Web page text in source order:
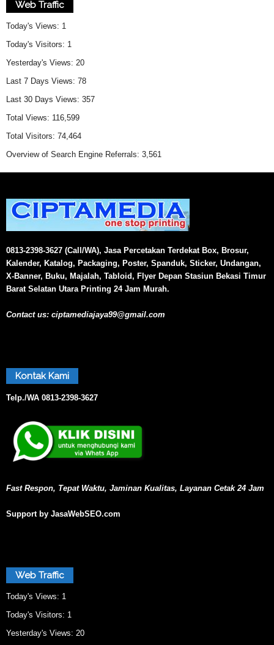
Web Traffic
Today's Views: 1
Today's Visitors: 1
Yesterday's Views: 20
Last 7 Days Views: 78
Last 30 Days Views: 357
Total Views: 116,599
Total Visitors: 74,464
Overview of Search Engine Referrals: 3,561
0813-2398-3627 (Call/WA), Jasa Percetakan Terdekat Box, Brosur,
Kalender, Katalog, Packaging, Poster, Spanduk, Sticker, Undangan,
X-Banner, Buku, Majalah, Tabloid, Flyer Depan Stasiun Bekasi Timur
Barat Selatan Utara Printing 24 Jam Murah.
Contact us: ciptamediajaya99@gmail.com
Kontak Kami
Telp./WA 0813-2398-3627
Fast Respon, Tepat Waktu, Jaminan Kualitas, Layanan Cetak 24 Jam
Support by JasaWebSEO.com
Web Traffic
Today's Views: 1
Today's Visitors: 1
Yesterday's Views: 20